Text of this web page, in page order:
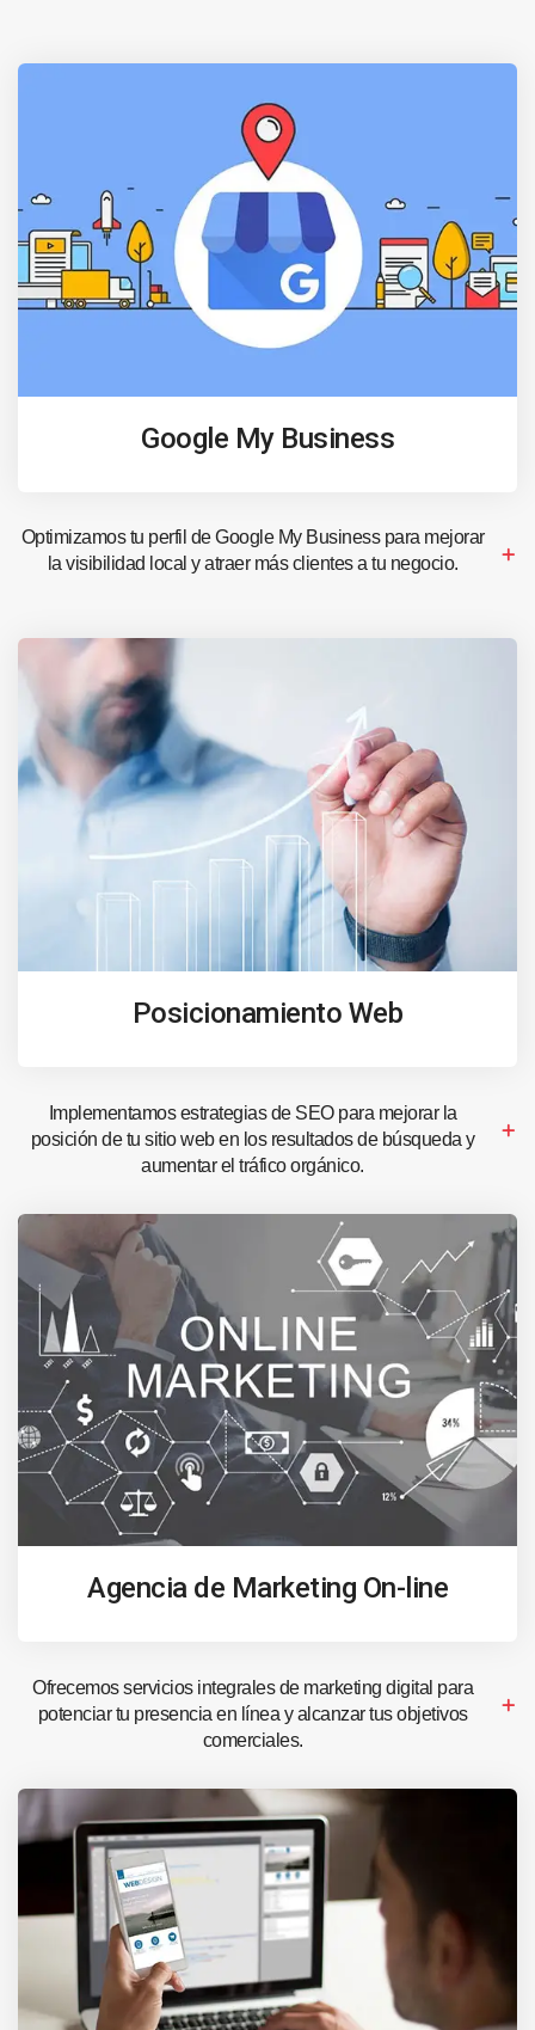
Google My Business
Optimizamos tu perfil de Google My Business para mejorar
la visibilidad local y atraer más clientes a tu negocio.
Posicionamiento Web
Implementamos estrategias de SEO para mejorar la
posición de tu sitio web en los resultados de búsqueda y
aumentar el tráfico orgánico.
Agencia de Marketing On-line
Ofrecemos servicios integrales de marketing digital para
potenciar tu presencia en línea y alcanzar tus objetivos
comerciales.